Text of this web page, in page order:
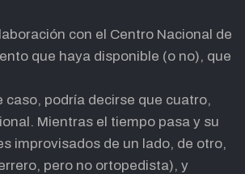
con el Centro Nacional de
que haya disponible (o no), que
caso, podría decirse que cuatro,
Mientras el tiempo pasa y su
improvisados de un lado, de otro,
pero no ortopedista), y